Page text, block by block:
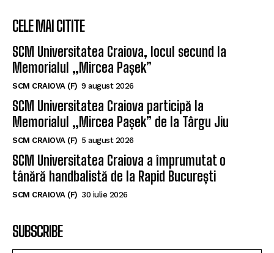
CELE MAI CITITE
SCM Universitatea Craiova, locul secund la
Memorialul „Mircea Pașek”
SCM CRAIOVA (F) 9 august 2026
SCM Universitatea Craiova participă la
Memorialul „Mircea Pașek” de la Târgu Jiu
SCM CRAIOVA (F) 5 august 2026
SCM Universitatea Craiova a împrumutat o
tânără handbalistă de la Rapid București
SCM CRAIOVA (F) 30 iulie 2026
SUBSCRIBE